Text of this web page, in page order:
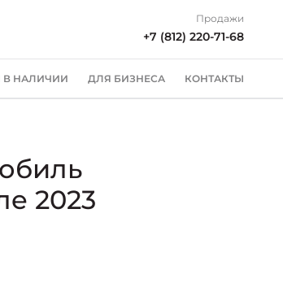
Продажи
+7 (812) 220-71-68
НАЛИЧИИ ДЛЯ БИЗНЕСА КОНТАКТЫ
2023